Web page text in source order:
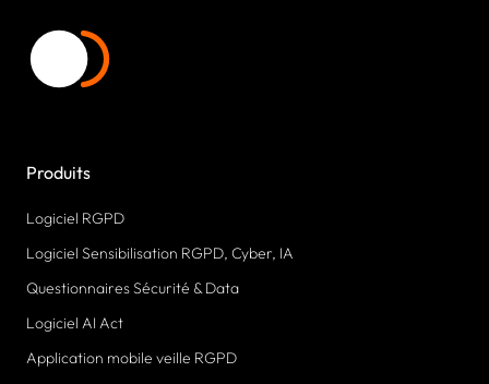
Produits
Logiciel RGPD
Logiciel Sensibilisation RGPD, Cyber, IA
Questionnaires Sécurité & Data
Logiciel AI Act
Application mobile veille RGPD